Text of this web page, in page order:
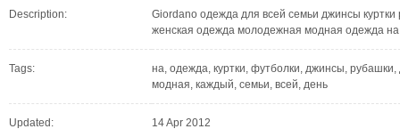
Description:
Giordano одежда для всей семьи джинсы
женская одежда молодежная модная одежда
Tags:
на, одежда, куртки, футболки, джинсы,
модная, каждый, семьи, всей, день
Updated: 14 Apr 2012